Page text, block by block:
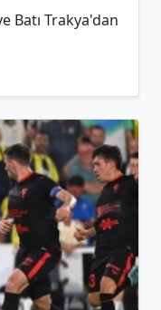
Batı Trakya'dan